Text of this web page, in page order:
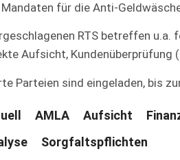
Mandaten für die Anti-
RTS betreffen
Aufsicht, Kundenüberprüfung
Parteien sind eingeladen, bis
AMLA Aufsicht
Sorgfaltspflichten